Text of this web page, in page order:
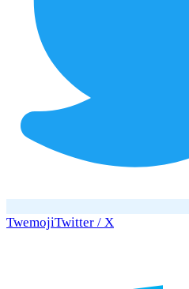
TwemojiTwitter / X